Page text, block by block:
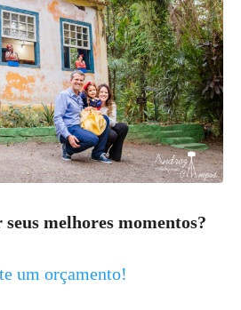
melhores momentos?
um orçamento!